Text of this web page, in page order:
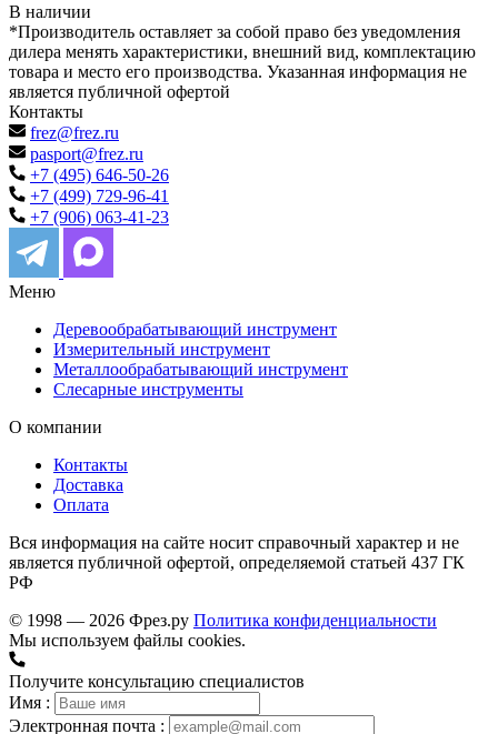
В наличии
*Производитель оставляет за собой право без уведомления
дилера менять характеристики, внешний вид, комплектацию
товара и место его производства. Указанная информация не
является публичной офертой
Контакты
frez@frez.ru
pasport@frez.ru
+7 (495) 646-50-26
+7 (499) 729-96-41
+7 (906) 063-41-23
Меню
Деревообрабатывающий инструмент
Измерительный инструмент
Металлообрабатывающий инструмент
Слесарные инструменты
О компании
Контакты
Доставка
Оплата
Вся информация на сайте носит справочный характер и не
является публичной офертой, определяемой статьей 437 ГК
РФ
© 1998 — 2026 Фрез.ру Политика конфиденциальности
Мы используем файлы cookies.
Получите консультацию специалистов
Имя :
Электронная почта :